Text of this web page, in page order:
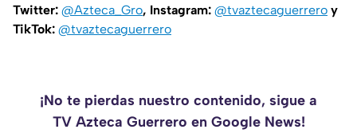
Twitter: @Azteca_Gro, Instagram: @tvaztecaguerrero y
TikTok: @tvaztecaguerrero
¡No te pierdas nuestro contenido, sigue a
TV Azteca Guerrero en Google News!